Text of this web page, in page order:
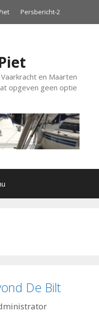
Persbericht-2
en Maarten
opgeven geen optie
De Bilt